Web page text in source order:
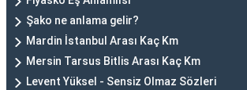
Şako ne anlama gelir?
Mardin İstanbul Arası Kaç Km
Mersin Tarsus Bitlis Arası Kaç Km
Levent Yüksel - Sensiz Olmaz Sözleri